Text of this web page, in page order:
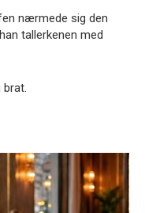
nærmede sig den
tallerkenen med
brat.